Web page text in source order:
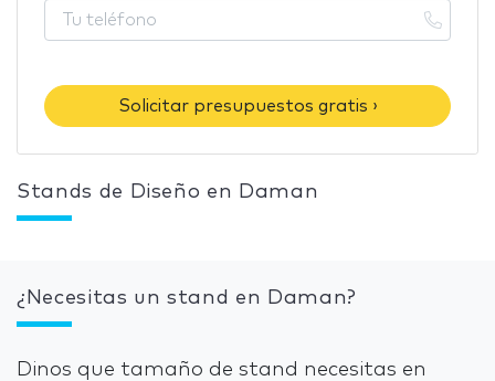
Solicitar presupuestos gratis ›
Stands de Diseño en Daman
¿Necesitas un stand en Daman?
Dinos que tamaño de stand necesitas en